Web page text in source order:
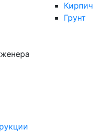
Кирпич
Грунт